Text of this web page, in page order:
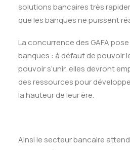
solutions bancaires très
que les banques ne puissent
La concurrence des GAFA
banques : à défaut de pouvoir
pouvoir s’unir, elles devront
des ressources pour
la hauteur de leur ère.
Ainsi le secteur bancaire